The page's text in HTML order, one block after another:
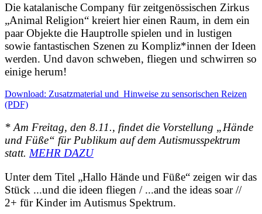
Die katalanische Company für zeitgenössischen Zirkus
„Animal Religion“ kreiert hier einen Raum, in dem ein
paar Objekte die Hauptrolle spielen und in lustigen
sowie fantastischen Szenen zu Kompliz*innen der Ideen
werden. Und davon schweben, fliegen und schwirren so
einige herum!
Download: Zusatzmaterial und Hinweise zu sensorischen Reizen
(PDF)
* Am Freitag, den 8.11., findet die Vorstellung „Hände
und Füße“ für Publikum auf dem Autismusspektrum
statt. MEHR DAZU
Unter dem Titel „Hallo Hände und Füße“ zeigen wir das
Stück ...und die ideen fliegen / ...and the ideas soar //
2+ für Kinder im Autismus Spektrum.